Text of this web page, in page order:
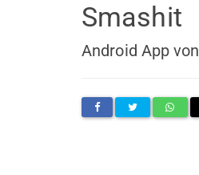
Smashit
Android App von